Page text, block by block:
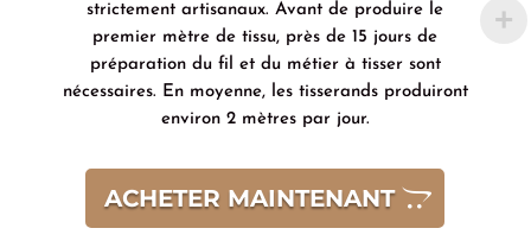
strictement artisanaux. Avant de produire le
premier mètre de tissu, près de 15 jours de
préparation du fil et du métier à tisser sont
nécessaires. En moyenne, les tisserands produiront
environ 2 mètres par jour.
ACHETER MAINTENANT